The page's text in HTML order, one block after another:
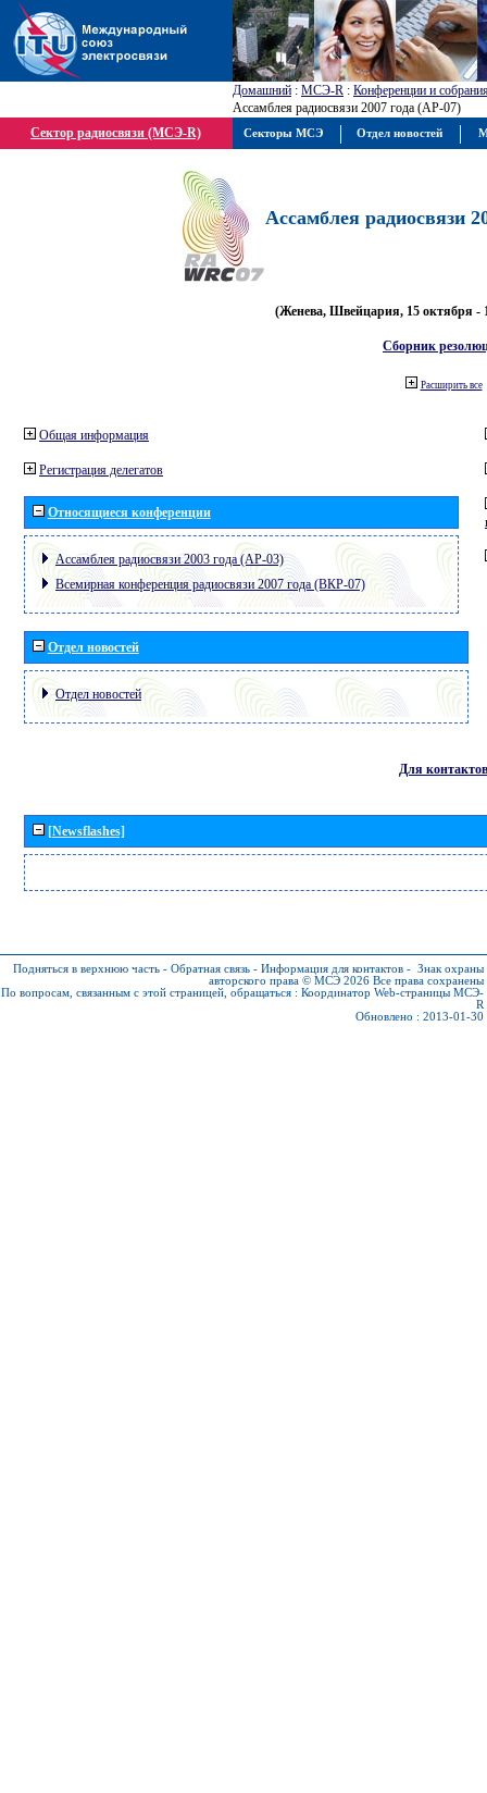
Домашний : МСЭ-R : Конференции и
Ассамблея радиосвязи 2007 года (АР-07)
Сектор радиосвязи (МСЭ-R)
Ассамблея радиосвязи
(Женева, Швейцария, 15 октября -
Сборник
Расширить все
Общая информация
Регистрация делегатов
Относящиеся конференции
Ассамблея радиосвязи 2003 года (АР-03)
Всемирная конференция радиосвязи 2007 года (ВКР-07)
Отдел новостей
Отдел новостей
Для контактов
[Newsflashes]
Подняться в верхнюю часть - Обратная связь - Информация для контактов - Знак охраны
авторского права © МСЭ 2026 Все права сохранены
По вопросам, связанным с этой страницей, обращаться : Координатор Web-страницы МСЭ-
R
Обновлено : 2013-01-30
Секторы МСЭ Отдел новостей